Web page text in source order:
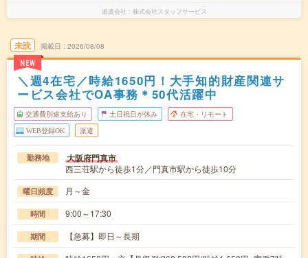
派遣会社 株式会社スタッフサービス
未読
NEW
掲載日 2026/08/08
＼週4在宅／時給1650円！大手知的財産関連サ
ービス会社でOA事務＊50代活躍中
交通費別途支給あり 土日祝日が休み 在宅・リモート
WEB登録OK 派遣
勤務地 大阪府門真市
西三荘駅から徒歩1分／門真市駅から徒歩10分
曜日頻度 月～金
時間 9:00～17:30
期間 【急募】即日～長期